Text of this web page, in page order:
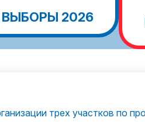
ВЫБОРЫ 2026
трех участков по